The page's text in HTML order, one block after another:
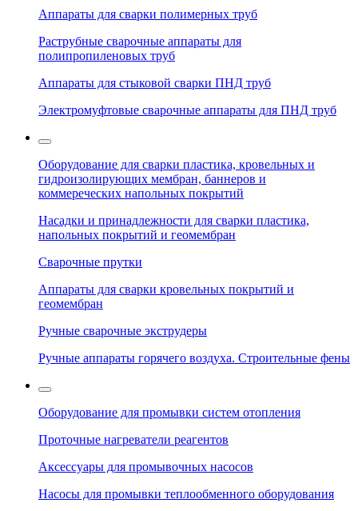
Аппараты для сварки полимерных труб
Раструбные сварочные аппараты для
полипропиленовых труб
Аппараты для стыковой сварки ПНД труб
Электромуфтовые сварочные аппараты для ПНД труб
Оборудование для сварки пластика, кровельных и
гидроизолирующих мембран, баннеров и
коммереческих напольных покрытий
Насадки и принадлежности для сварки пластика,
напольных покрытий и геомембран
Сварочные прутки
Аппараты для сварки кровельных покрытий и
геомембран
Ручные сварочные экструдеры
Ручные аппараты горячего воздуха. Строительные фены
Оборудование для промывки систем отопления
Проточные нагреватели реагентов
Аксессуары для промывочных насосов
Насосы для промывки теплообменного оборудования